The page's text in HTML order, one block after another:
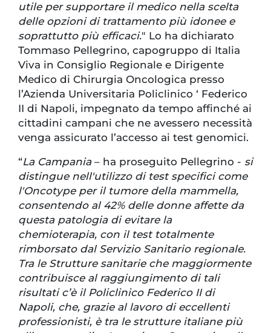
utile per supportare il medico nella scelta
delle opzioni di trattamento più idonee e
soprattutto più efficaci." Lo ha dichiarato
Tommaso Pellegrino, capogruppo di Italia
Viva in Consiglio Regionale e Dirigente
Medico di Chirurgia Oncologica presso
l’Azienda Universitaria Policlinico ‘ Federico
II di Napoli, impegnato da tempo affinché ai
cittadini campani che ne avessero necessità
venga assicurato l’accesso ai test genomici.
“La Campania – ha proseguito Pellegrino - si
distingue nell'utilizzo di test specifici come
l'Oncotype per il tumore della mammella,
consentendo al 42% delle donne affette da
questa patologia di evitare la
chemioterapia, con il test totalmente
rimborsato dal Servizio Sanitario regionale.
Tra le Strutture sanitarie che maggiormente
contribuisce al raggiungimento di tali
risultati c’è il Policlinico Federico II di
Napoli, che, grazie al lavoro di eccellenti
professionisti, è tra le strutture italiane più